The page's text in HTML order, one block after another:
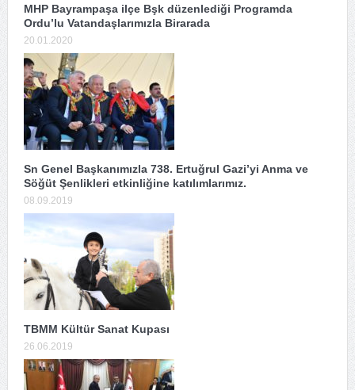
MHP Bayrampaşa ilçe Bşk düzenlediği Programda
Ordu’lu Vatandaşlarımızla Birarada
20.01.2020
Sn Genel Başkanımızla 738. Ertuğrul Gazi’yi Anma ve
Söğüt Şenlikleri etkinliğine katılımlarımız.
08.09.2019
TBMM Kültür Sanat Kupası
26.06.2019